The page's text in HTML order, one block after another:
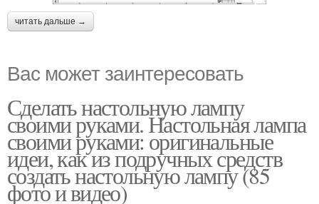
читать дальше →
Вас может заинтересовать
Сделать настольную лампу
своими руками. Настольная лампа
своими руками: оригинальные
идеи, как из подручных средств
создать настольную лампу (85
фото и видео)